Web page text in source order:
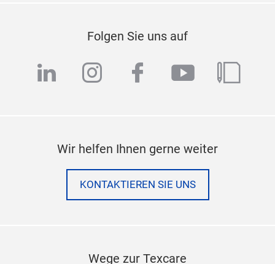
Folgen Sie uns auf
linkedininstagram
facebook
youtube
blog
Wir helfen Ihnen gerne weiter
KONTAKTIEREN SIE UNS
Wege zur Texcare